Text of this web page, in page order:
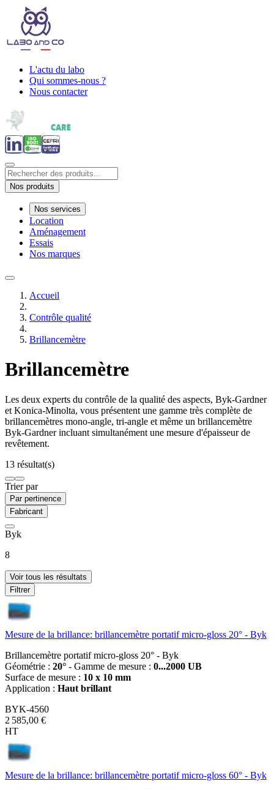
L'actu du labo
Qui sommes-nous ?
Nous contacter
Nos produits
Nos services
Location
Aménagement
Essais
Nos marques
Accueil
Contrôle qualité
Brillancemètre
Brillancemètre
Les deux experts du contrôle de la qualité des aspects, Byk-Gardner
et Konica-Minolta, vous présentent une gamme très complète de
brillancemètres mono-angle, tri-angle et même un brillancemètre
Byk-Gardner incluant simultanément une mesure d'épaisseur de
revêtement.
13 résultat(s)
Trier par
Par pertinence
Fabricant
Byk
8
Voir tous les résultats
Filtrer
Mesure de la brillance: brillancemètre portatif micro-gloss 20° - Byk
Brillancemètre portatif micro-gloss 20° - Byk
Géométrie : 20° - Gamme de mesure : 0...2000 UB
Surface de mesure : 10 x 10 mm
Application : Haut brillant
BYK-4560
2 585,00 €
HT
Mesure de la brillance: brillancemètre portatif micro-gloss 60° - Byk